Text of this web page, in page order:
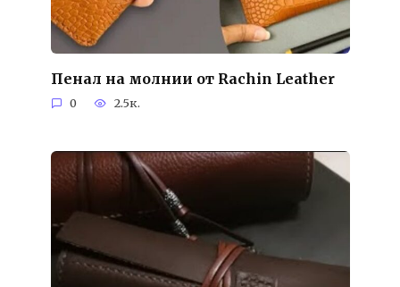
Пенал на молнии от Rachin Leather
0 2.5к.